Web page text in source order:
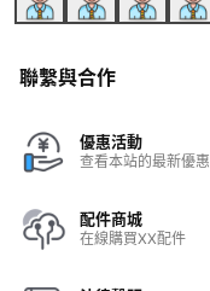
聯繫與合作
優惠活動
查看本站的最新優惠
配件商城
在線購買XX配件